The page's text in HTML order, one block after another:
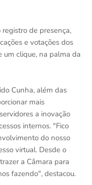
de presença,
e votações dos
um clique, na palma da
Cunha, além das
mais
a inovação
internos. "Fico
do nosso
virtual. Desde o
a Câmara para
fazendo", destacou.